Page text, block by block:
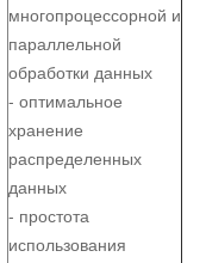
многопроцессорной и
параллельной
обработки данных
- оптимальное
хранение
распределенных
данных
- простота
использования